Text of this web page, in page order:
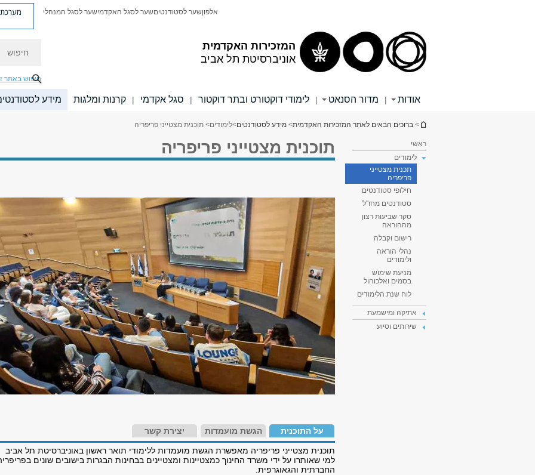
המזכירות האקדמית
אוניברסיטת תל אביב
אלפוןשער לסטודנטיםשער לסגל האקדמישער לסגל המנהלי מערכת
חיפוש באתר
אודות | מדור הסנאט | לימודי דוקטורט ובתר דוקטור | סגל אקדמי | קרנות ומלגות מידע
הינך נמצא כאן
> ברוכים הבאים לאתר המזכירות האקדמית> מידע לסטודנטים>לימודים> תוכנית מצטייני פריפריה
ראשי
לימודים
תכנית מצטייני
פריפריה
חילופי סטודנטים
סטודנטים מחו"ל
סקר שביעות רצון
מההוראה
רישום וקבלה
נהלי הוראה
ולימודים
מניעת שימוש
בסמים ואלכוהול
לוח שנת הלימודים
אתיקה ומישמעת
שירותים וסיוע
תוכנית מצטייני פריפריה
על התוכנית הגשת מועמדות יצירת קשר
תוכנית מצטייני פריפריה מאפשרת הגשת מועמדות ללימודי תואר ראשון באוניברסיטת תל אביב
למי שאותרו על ידי משרד החינוך כמצטיינות ומצטיינים בבחינות הבגרות בישובים שונים
החברתית והגאוגרפית.